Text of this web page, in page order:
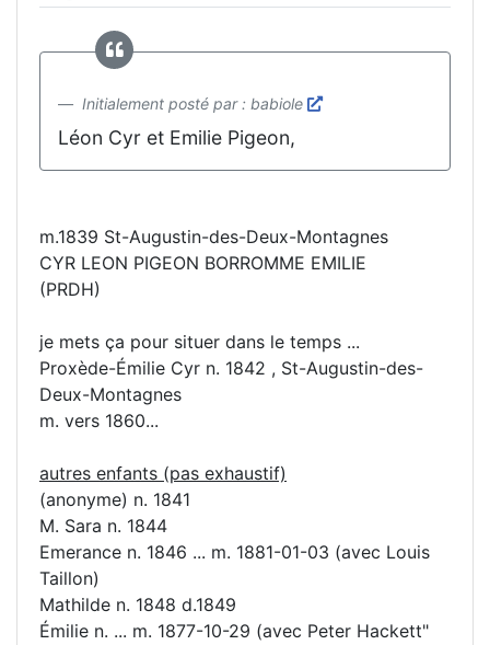
Initialement posté par : babiole
Léon Cyr et Emilie Pigeon,
m.1839 St-Augustin-des-Deux-Montagnes
CYR LEON PIGEON BORROMME EMILIE
(PRDH)
je mets ça pour situer dans le temps ...
Proxède-Émilie Cyr n. 1842 , St-Augustin-des-
Deux-Montagnes
m. vers 1860...
autres enfants (pas exhaustif)
(anonyme) n. 1841
M. Sara n. 1844
Emerance n. 1846 ... m. 1881-01-03 (avec Louis
Taillon)
Mathilde n. 1848 d.1849
Émilie n. ... m. 1877-10-29 (avec Peter Hackett"